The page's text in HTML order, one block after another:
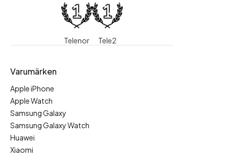
Telenor Tele2
Varumärken
Apple iPhone
Apple Watch
Samsung Galaxy
Samsung Galaxy Watch
Huawei
Xiaomi